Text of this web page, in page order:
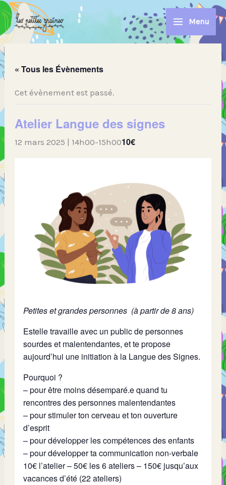
Aller
au
contenu
Menu
« Tous les Évènements
Cet évènement est passé.
Atelier Langue des signes
12 mars 2025 | 14h00-15h0010€
Petites et grandes personnes (à partir de 8 ans)
Estelle travaille avec un public de personnes
sourdes et malentendantes, et te propose
aujourd’hui une initiation à la Langue des Signes.
Pourquoi ?
– pour être moins désemparé.e quand tu
rencontres des personnes malentendantes
– pour stimuler ton cerveau et ton ouverture
d’esprit
– pour développer les compétences des enfants
– pour développer ta communication non-verbale
10€ l’atelier – 50€ les 6 ateliers – 150€ jusqu’aux
vacances d’été (22 ateliers)